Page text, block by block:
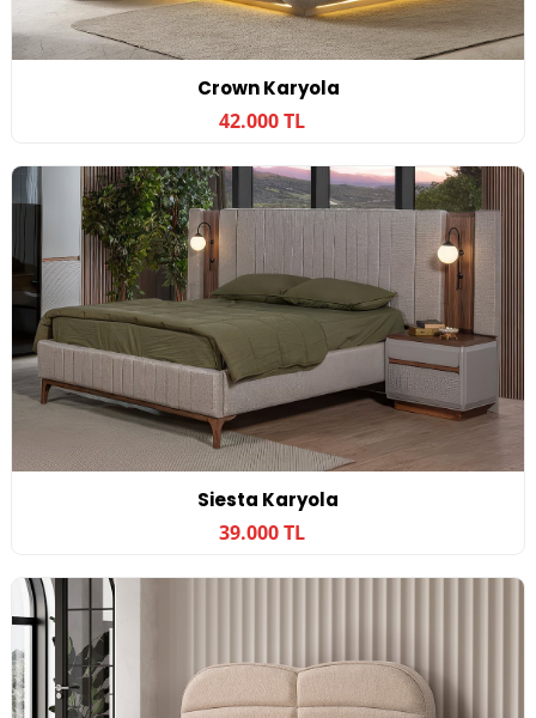
Crown Karyola
42.000 TL
Siesta Karyola
39.000 TL